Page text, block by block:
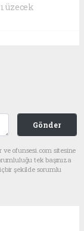
üzecek
Gönder
ofunsesi.com sitesine
tek başınıza
şekilde sorumlu